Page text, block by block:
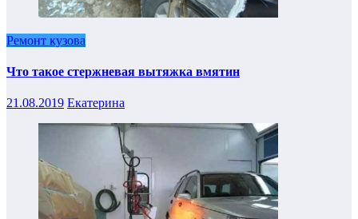
Ремонт кузова
Что такое стержневая вытяжка вмятин
21.08.2019 Екатерина